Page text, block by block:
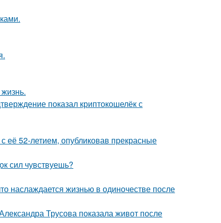
показал криптокошелёк с
её 52-летием, опубликовав прекрасные
сил чувствуешь?
наслаждается жизнью в одиночестве после
Трусова показала живот после